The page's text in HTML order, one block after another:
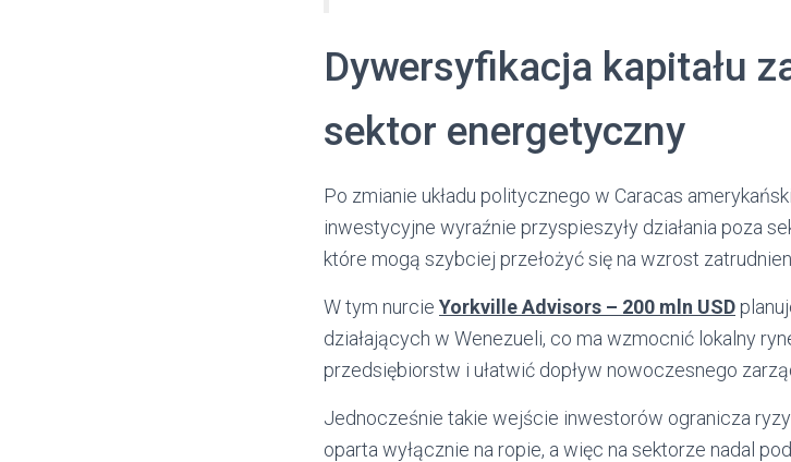
Dywersyfikacja kapitału
sektor energetyczny
Po zmianie układu politycznego w Caracas
inwestycyjne wyraźnie przyspieszyły działania poza
które mogą szybciej przełożyć się na wzrost
W tym nurcie Yorkville Advisors – 200 mln USD
działających w Wenezueli, co ma wzmocnić lokalny
przedsiębiorstw i ułatwić dopływ nowoczesnego
Jednocześnie takie wejście inwestorów ogranicza
oparta wyłącznie na ropie, a więc na sektorze nadal